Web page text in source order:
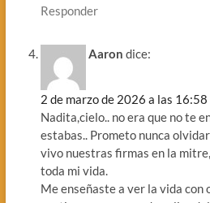
Responder
Aaron dice:
2 de marzo de 2026 a las 16:58
Nadita,cielo.. no era que no te
estabas.. Prometo nunca
vivo nuestras firmas en la
toda mi vida.
Me enseñaste a ver la vida con